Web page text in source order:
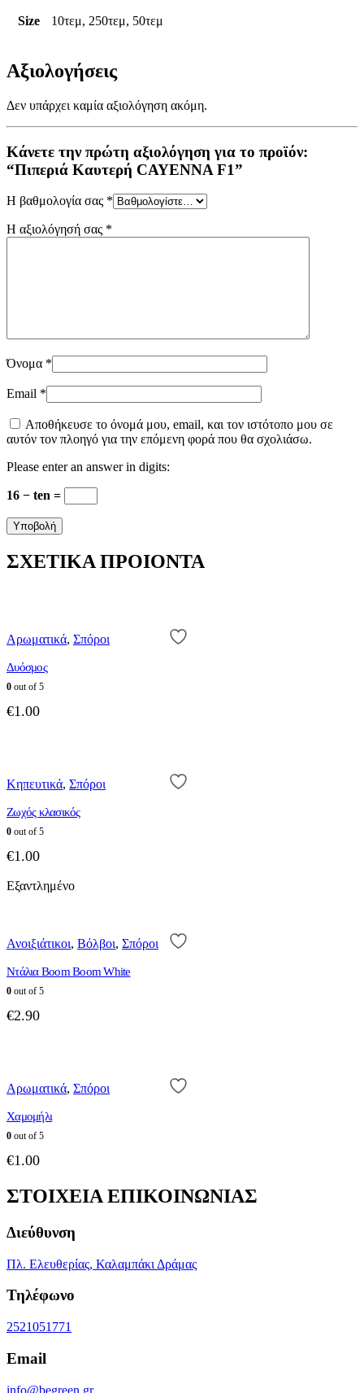
Size 10τεμ, 250τεμ, 50τεμ
Αξιολογήσεις
Δεν υπάρχει καμία αξιολόγηση ακόμη.
Κάνετε την πρώτη αξιολόγηση για το προϊόν:
“Πιπεριά Καυτερή CAYENNA F1”
Η βαθμολογία σας *
Η αξιολόγησή σας *
Όνομα *
Email *
Αποθήκευσε το όνομά μου, email, και τον ιστότοπο μου σε
αυτόν τον πλοηγό για την επόμενη φορά που θα σχολιάσω.
Please enter an answer in digits:
16 − ten =
ΣΧΕΤΙΚΑ ΠΡΟΙΟΝΤΑ
Αρωματικά, Σπόροι
Δυόσμος
0 out of 5
€1.00
Κηπευτικά, Σπόροι
Ζωχός κλασικός
0 out of 5
€1.00
Εξαντλημένο
Ανοιξιάτικοι, Βόλβοι, Σπόροι
Ντάλια Boom Boom White
0 out of 5
€2.90
Αρωματικά, Σπόροι
Χαμομήλι
0 out of 5
€1.00
ΣΤΟΙΧΕΙΑ ΕΠΙΚΟΙΝΩΝΙΑΣ
Διεύθυνση
Πλ. Ελευθερίας, Καλαμπάκι Δράμας
Τηλέφωνο
2521051771
Email
info@begreen.gr